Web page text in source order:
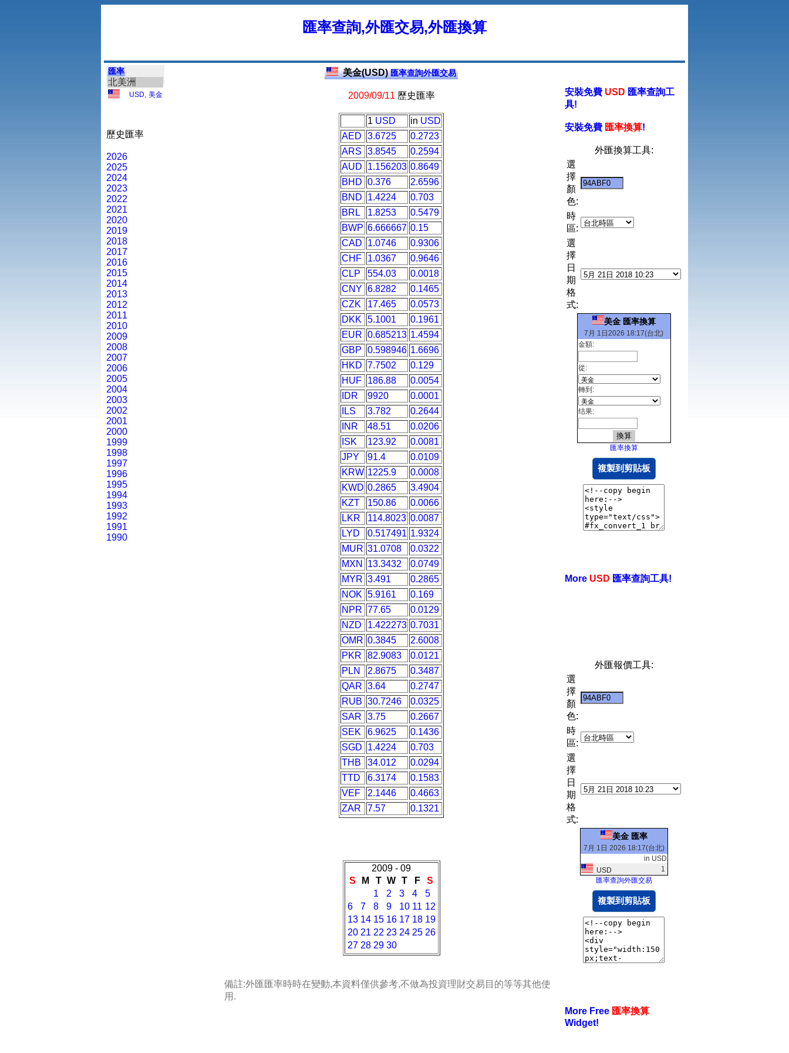
匯率查詢,外匯交易,外匯換算
匯率
北美洲
USD 美金
歷史匯率
2026
2025
2024
2023
2022
2021
2020
2019
2018
2017
2016
2015
2014
2013
2012
2011
2010
2009
2008
2007
2006
2005
2004
2003
2002
2001
2000
1999
1998
1997
1996
1995
1994
1993
1992
1991
1990
美金(USD)匯率查詢外匯交易
2009/09/11 歷史匯率
1 USD in USD
AED
3.6725
0.2723
ARS
3.8545
0.2594
AUD
1.156203 0.8649
BHD 0.376
2.6596
BND
1.4224
0.703
BRL
1.8253
0.5479
BWP 6.666667 0.15
CAD
1.0746
0.9306
CHF
1.0367
0.9646
CLP
554.03
0.0018
CNY 6.8282
0.1465
CZK
17.465
0.0573
DKK
5.1001
0.1961
EUR 0.685213 1.4594
GBP
0.598946 1.6696
HKD 7.7502
0.129
HUF
186.88
0.0054
IDR
9920
0.0001
ILS
3.782
0.2644
INR
48.51
0.0206
ISK
123.92
0.0081
JPY
91.4
0.0109
KRW 1225.9
0.0008
KWD 0.2865
3.4904
KZT
150.86
0.0066
LKR
114.8023 0.0087
LYD
0.517491 1.9324
MUR 31.0708
0.0322
MXN
13.3432
0.0749
MYR 3.491
0.2865
NOK 5.9161
0.169
NPR 77.65
0.0129
NZD
1.422273 0.7031
OMR 0.3845
2.6008
PKR
82.9083
0.0121
PLN
2.8675
0.3487
QAR 3.64
0.2747
RUB 30.7246
0.0325
SAR
3.75
0.2667
SEK
6.9625
0.1436
SGD
1.4224
0.703
THB
34.012
0.0294
TTD
6.3174
0.1583
VEF
2.1446
0.4663
ZAR
7.57 0.1321
2009 - 09
S
M T W T F
S
1
2 3 4
5
6
7 8 9 10 11 12
13 14 15 16 17 18 19
20 21 22 23 24 25 26
27 28 29 30
備註:外匯匯率時時在變動,本資料僅供參考,不做為投資理財交易目的等等其他使
用.
安裝免費 USD 匯率查詢工
具!
安裝免費 匯率換算!
外匯換算工具:
選
擇
顏
色:
時
區:
選
擇
日
期
格
式:
美金 匯率換算
7月 1日2026 18:17(台北)
金額:
從:
轉到:
结果:
匯率換算
複製到剪貼板
More USD 匯率查詢工具!
外匯報價工具:
選
擇
顏
色:
時
區:
選
擇
日
期
格
式:
美金 匯率
7月 1日 2026 18:17(台北)
in USD
USD
1
匯率查詢外匯交易
複製到剪貼板
More Free 匯率換算
Widget!